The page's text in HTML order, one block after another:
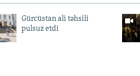
Gürcüstan ali təhsili
pulsuz etdi